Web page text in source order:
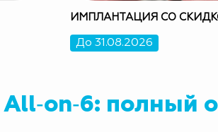
ИМПЛАНТАЦИЯ СО
До 31.08.2026
полный